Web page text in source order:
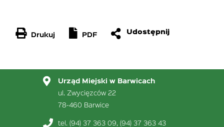
Drukuj PDF
Urząd Miejski w Barwicach
ul. Zwycięzców 22
78-460 Barwice
tel. (94) 37 363 09, (94) 37 363 43